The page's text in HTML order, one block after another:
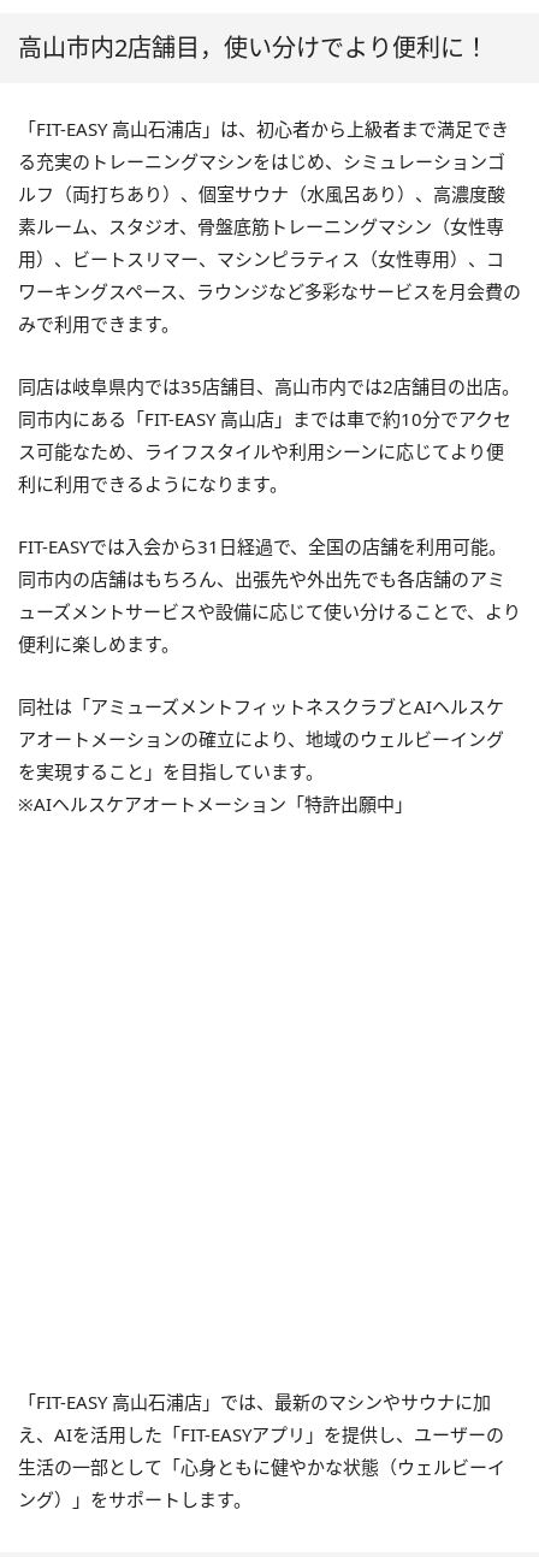
高山市内2店舗目，使い分けでより便利に！
「FIT-EASY 高山石浦店」は、初心者から上級者まで満足でき
る充実のトレーニングマシンをはじめ、シミュレーションゴ
ルフ（両打ちあり）、個室サウナ（水風呂あり）、高濃度酸
素ルーム、スタジオ、骨盤底筋トレーニングマシン（女性専
用）、ビートスリマー、マシンピラティス（女性専用）、コ
ワーキングスペース、ラウンジなど多彩なサービスを月会費の
みで利用できます。
同店は岐阜県内では35店舗目、高山市内では2店舗目の出店。
同市内にある「FIT-EASY 高山店」までは車で約10分でアクセ
ス可能なため、ライフスタイルや利用シーンに応じてより便
利に利用できるようになります。
FIT-EASYでは入会から31日経過で、全国の店舗を利用可能。
同市内の店舗はもちろん、出張先や外出先でも各店舗のアミ
ューズメントサービスや設備に応じて使い分けることで、より
便利に楽しめます。
同社は「アミューズメントフィットネスクラブとAIヘルスケ
アオートメーションの確立により、地域のウェルビーイング
を実現すること」を目指しています。
※AIヘルスケアオートメーション「特許出願中」
「FIT-EASY 高山石浦店」では、最新のマシンやサウナに加
え、AIを活用した「FIT-EASYアプリ」を提供し、ユーザーの
生活の一部として「心身ともに健やかな状態（ウェルビーイ
ング）」をサポートします。